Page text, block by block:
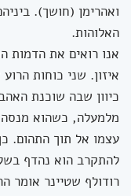
ואהרימן (חושך).
האלוהות.
אנו רואים את הדמות
איזון. שני כוחות
כיוון שבה שוכנת
מלמעלה, כשהוא
עצמו אל תוך התהום.
להתקרב הוא נהדף
רודולף שטיינר אומר